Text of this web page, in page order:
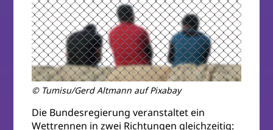
© Tumisu/Gerd Altmann auf Pixabay
Die Bundesregierung veranstaltet ein
Wettrennen in zwei Richtungen gleichzeitig: